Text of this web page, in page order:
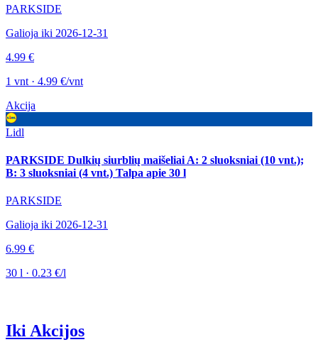
PARKSIDE
Galioja iki 2026-12-31
4.99 €
1 vnt · 4.99 €/vnt
Akcija
Lidl
PARKSIDE Dulkių siurblių maišeliai A: 2 sluoksniai (10 vnt.);
B: 3 sluoksniai (4 vnt.) Talpa apie 30 l
PARKSIDE
Galioja iki 2026-12-31
6.99 €
30 l · 0.23 €/l
Iki Akcijos